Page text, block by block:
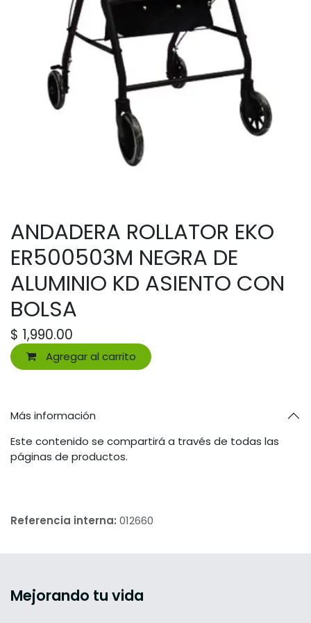
ANDADERA ROLLATOR EKO
ER500503M NEGRA DE
ALUMINIO KD ASIENTO CON
BOLSA
$ 1,990.00
Agregar al carrito
Más información
Este contenido se compartirá a través de todas las
páginas de productos.
Referencia interna: 012660
Mejorando tu vida